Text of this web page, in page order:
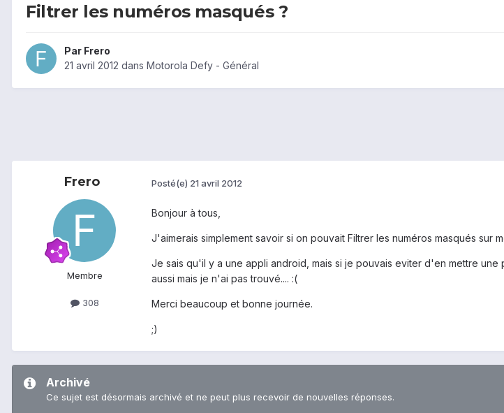
Filtrer les numéros masqués ?
Par Frero
21 avril 2012 dans Motorola Defy - Général
Frero
Membre
308
Posté(e) 21 avril 2012
Bonjour à tous,
J'aimerais simplement savoir si on pouvait Filtrer les numéros masqués sur
Je sais qu'il y a une appli android, mais si je pouvais eviter d'en mettre
aussi mais je n'ai pas trouvé.... :(
Merci beaucoup et bonne journée.
;)
Archivé
Ce sujet est désormais archivé et ne peut plus recevoir de nouvelles réponses.